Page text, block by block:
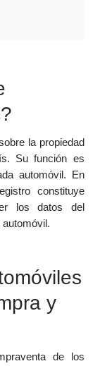
la propiedad
Su función es
automóvil. En
constituye
los datos del
y
de los